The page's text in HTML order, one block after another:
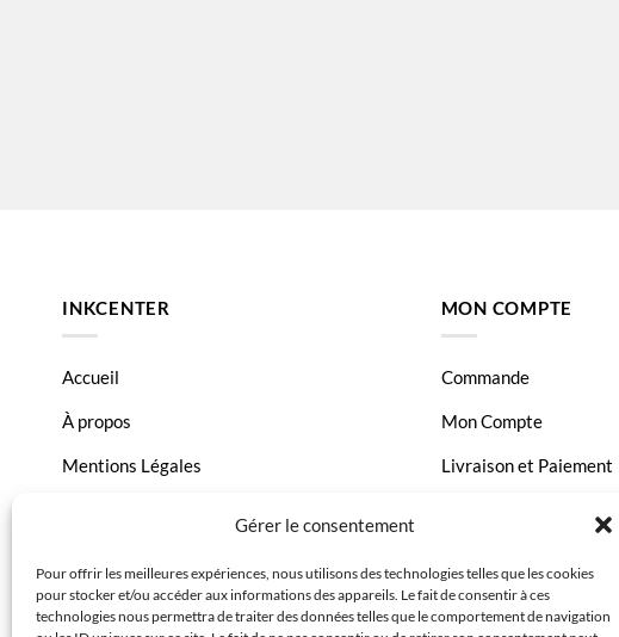
Gérer le consentement
Pour offrir les meilleures expériences, nous utilisons des technologies telles que les cookies
pour stocker et/ou accéder aux informations des appareils. Le fait de consentir à ces
technologies nous permettra de traiter des données telles que le comportement de navigation
INKCENTER
Accueil
À propos
Mentions Légales
Politique de confidentialité
MON COMPTE
Commande
Mon Compte
Livraison et Paiement